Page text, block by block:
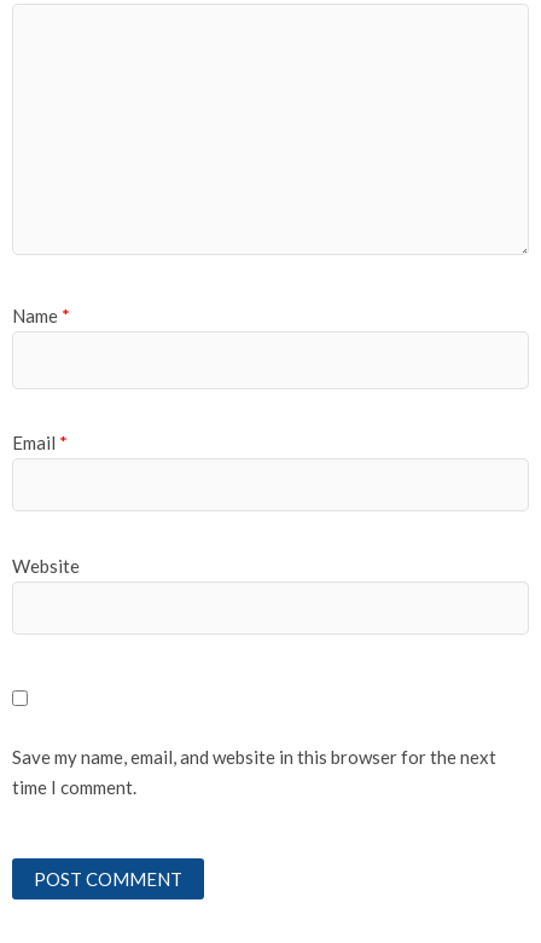
Name *
Email *
Website
Save my name, email, and website in this browser for the next
time I comment.